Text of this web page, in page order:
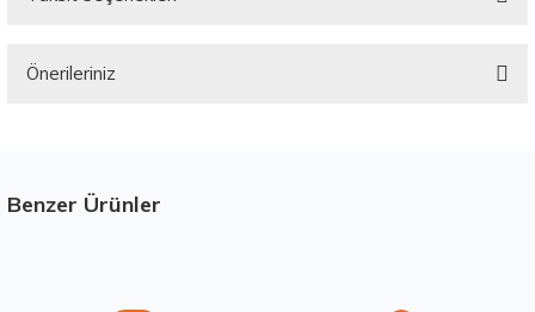
Önerileriniz
Görüş ve önerileriniz için teşekkür ederiz.
Benzer Ürünler